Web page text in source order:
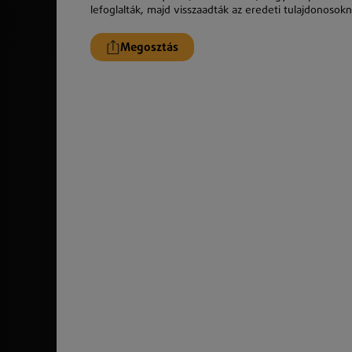
lefoglalták, majd visszaadták az eredeti
Megosztás